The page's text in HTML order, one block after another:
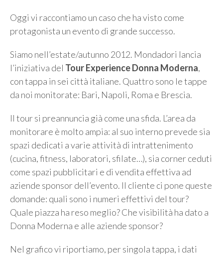
Oggi vi raccontiamo un caso che ha visto come
protagonista un evento di grande successo.
Siamo nell’estate/autunno 2012. Mondadori lancia
l’iniziativa del Tour Experience Donna Moderna,
con tappa in sei città italiane. Quattro sono le tappe
da noi monitorate: Bari, Napoli, Roma e Brescia.
Il tour si preannuncia già come una sfida. L’area da
monitorare è molto ampia: al suo interno prevede sia
spazi dedicati a varie attività di intrattenimento
(cucina, fitness, laboratori, sfilate…), sia corner ceduti
come spazi pubblicitari e di vendita effettiva ad
aziende sponsor dell’evento. Il cliente ci pone queste
domande: quali sono i numeri effettivi del tour?
Quale piazza ha reso meglio? Che visibilità ha dato a
Donna Moderna e alle aziende sponsor?
Nel grafico vi riportiamo, per singola tappa, i dati